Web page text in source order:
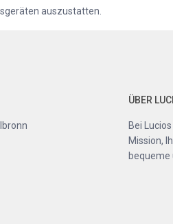
auszustatten.
ÜBER
Bei
Mission,
bequeme